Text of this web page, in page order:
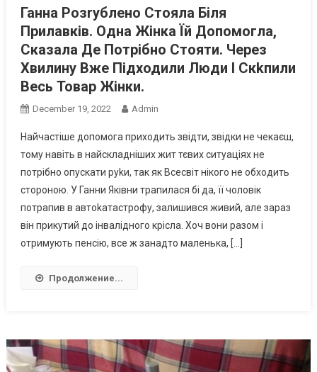
Ганна Розrублено Стояла Біля
Прилавків. Одна Жінка Їй Допомогла,
Сказала Де Потрібно Стояти. Через
Хвилину Вже Підходили Люди І Скkпили
Весь Товар Жінки.
December 19, 2022 Admin
Найчастіше допомога приходить звідти, звідки не чекаєш,
тому навіть в найскладніших жит тєвих ситуаціях не
потрібно опускати руkи, так як Всесвіт нікого не обходить
стороною. У Ганни Яківни трапилася бі да, її чоловік
потрапив в автоkатастрофу, залишився живий, але зараз
він прикутий до інвалідного крісла. Хоч вони разом і
отримують пенсію, все ж занадто маленька, […]
Продолжение...